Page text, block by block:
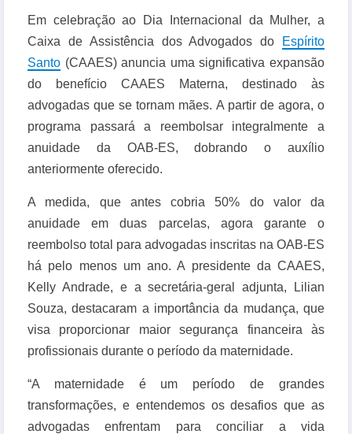
Em celebração ao Dia Internacional da Mulher, a
Caixa de Assistência dos Advogados do
Espírito
Santo (CAAES) anuncia uma significativa expansão
do benefício CAAES Materna, destinado às
advogadas que se tornam mães. A partir de agora, o
programa passará a reembolsar integralmente a
anuidade da OAB-ES, dobrando o auxílio
anteriormente oferecido.
A medida, que antes cobria 50% do valor da
anuidade em duas parcelas, agora garante o
reembolso total para advogadas inscritas na OAB-ES
há pelo menos um ano. A presidente da CAAES,
Kelly Andrade, e a secretária-geral adjunta, Lilian
Souza, destacaram a importância da mudança, que
visa proporcionar maior segurança financeira às
profissionais durante o período da maternidade.
“A maternidade é um período de grandes
transformações, e entendemos os desafios que as
advogadas enfrentam para conciliar a vida